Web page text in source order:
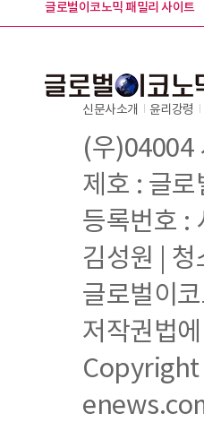
글로벌이코노믹 패밀리 사이트
신문사소개 윤리강령
(우)04004
제호 : 글
등록번호 :
김성원 |
글로벌이
저작권법
Copyright